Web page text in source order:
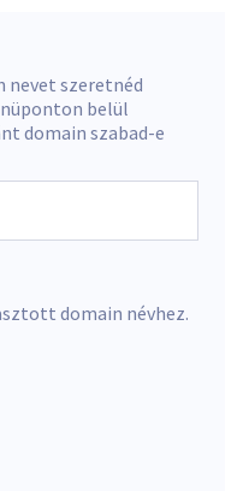
nevet szeretnéd
belül
domain szabad-e
domain névhez.